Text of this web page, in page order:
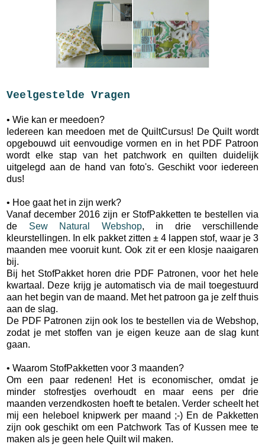
Veelgestelde Vragen
• Wie kan er meedoen?
Iedereen kan meedoen met de QuiltCursus! De Quilt wordt
opgebouwd uit eenvoudige vormen en in het PDF Patroon
wordt elke stap van het patchwork en quilten duidelijk
uitgelegd aan de hand van foto's. Geschikt voor iedereen
dus!
• Hoe gaat het in zijn werk?
Vanaf december 2016 zijn er StofPakketten te bestellen via
de Sew Natural Webshop, in drie verschillende
kleurstellingen. In elk pakket zitten ± 4 lappen stof, waar je 3
maanden mee vooruit kunt. Ook zit er een klosje naaigaren
bij.
Bij het StofPakket horen drie PDF Patronen, voor het hele
kwartaal. Deze krijg je automatisch via de mail toegestuurd
aan het begin van de maand. Met het patroon ga je zelf thuis
aan de slag.
De PDF Patronen zijn ook los te bestellen via de Webshop,
zodat je met stoffen van je eigen keuze aan de slag kunt
gaan.
• Waarom StofPakketten voor 3 maanden?
Om een paar redenen! Het is economischer, omdat je
minder stofrestjes overhoudt en maar eens per drie
maanden verzendkosten hoeft te betalen. Verder scheelt het
mij een heleboel knipwerk per maand ;-) En de Pakketten
zijn ook geschikt om een Patchwork Tas of Kussen mee te
maken als je geen hele Quilt wil maken.